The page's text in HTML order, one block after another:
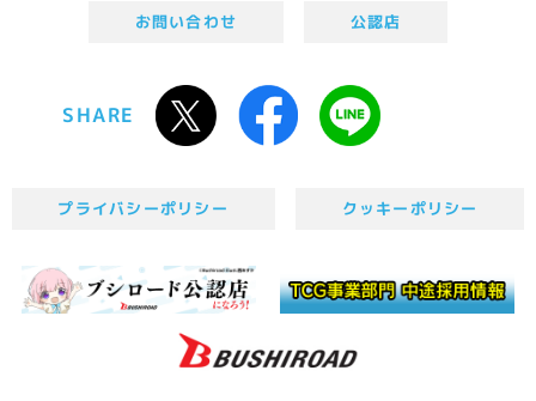
お問い合わせ 公認店
SHARE
プライバシーポリシー クッキーポリシー